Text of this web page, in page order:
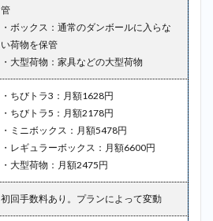
管
・ボックス：通常のダンボールに入らな
い荷物を保管
・大型荷物：家具などの大型荷物
・ちびトラ3：月額1628円
・ちびトラ5：月額2178円
・ミニボックス：月額5478円
・レギュラーボックス：月額6600円
・大型荷物：月額2475円
初回手数料あり。プランによって変動